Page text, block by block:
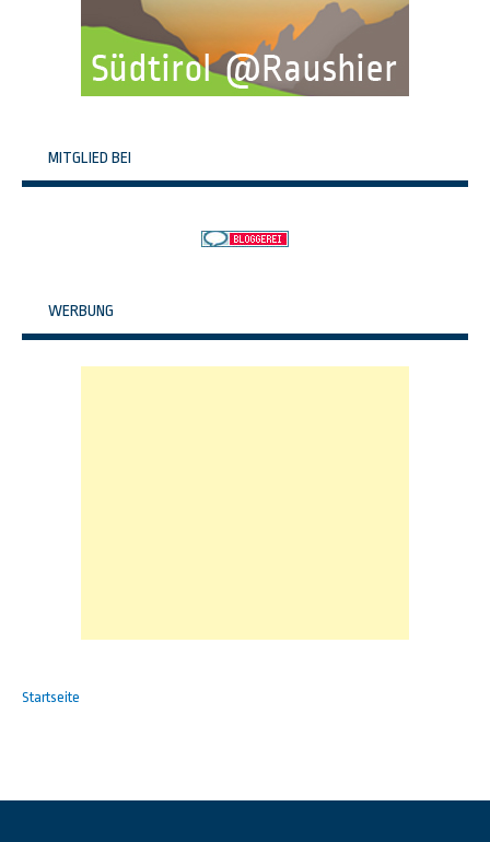
MITGLIED BEI
WERBUNG
Startseite